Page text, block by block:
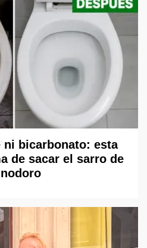
ni bicarbonato: esta
de sacar el sarro de